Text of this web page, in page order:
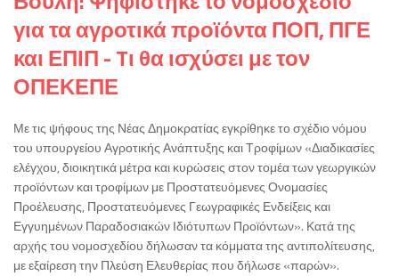
για τα αγροτικά προϊόντα ΠΟΠ, ΠΓΕ
και ΕΠΙΠ - Tι θα ισχύσει με τον
ΟΠΕΚΕΠΕ
Με τις ψήφους της Νέας Δημοκρατίας εγκρίθηκε το σχέδιο νόμου
του υπουργείου Αγροτικής Ανάπτυξης και Τροφίμων «Διαδικασίες
ελέγχου, διοικητικά μέτρα και κυρώσεις στον τομέα των γεωργικών
προϊόντων και τροφίμων με Προστατευόμενες Ονομασίες
Προέλευσης, Προστατευόμενες Γεωγραφικές Ενδείξεις και
Εγγυημένων Παραδοσιακών Ιδιότυπων Προϊόντων». Κατά της
αρχής του νομοσχεδίου δήλωσαν τα κόμματα της αντιπολίτευσης,
με εξαίρεση την Πλεύση Ελευθερίας που δήλωσε «παρών».